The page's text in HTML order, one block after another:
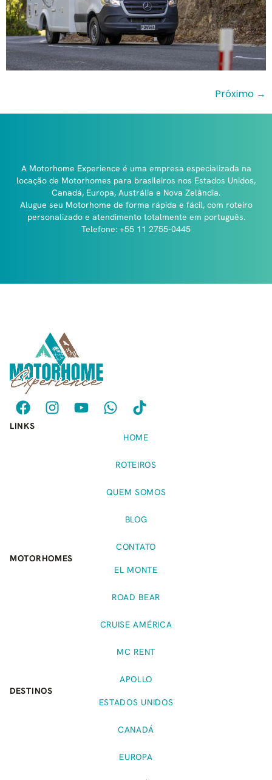
Próximo →
A Motorhome Experience é uma empresa especializada na
locação de Motorhomes para brasileiros nos Estados Unidos,
Canadá, Europa, Austrália e Nova Zelândia.
Alugue seu Motorhome de forma rápida e fácil, com roteiro
personalizado e atendimento totalmente em português.
Telefone: +55 11 2755-0445
LINKS
HOME
ROTEIROS
QUEM SOMOS
BLOG
CONTATO
MOTORHOMES
EL MONTE
ROAD BEAR
CRUISE AMÉRICA
MC RENT
APOLLO
DESTINOS
ESTADOS UNIDOS
CANADÁ
EUROPA